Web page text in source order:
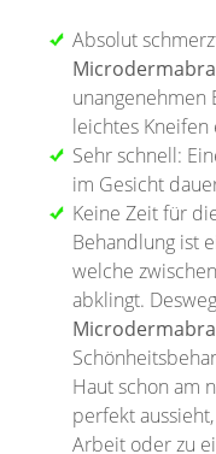
Absolut
unangenehmen
leichtes
Sehr schnell:
im Gesicht
Keine Zeit für
Behandlung ist
welche
abklingt.
Haut schon am
perfekt
Arbeit oder zu